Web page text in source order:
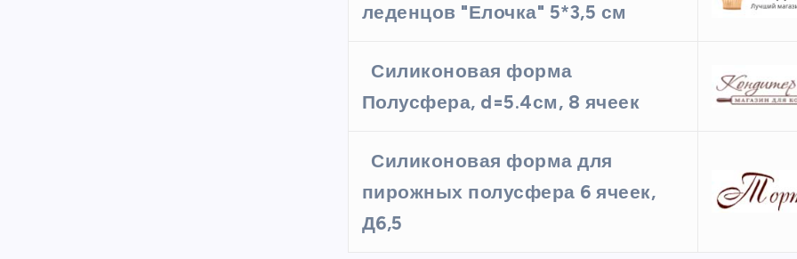
леденцов "Елочка" 5*3,5 см
Силиконовая форма
Полусфера, d=5.4см, 8 ячеек
Силиконовая форма для
пирожных полусфера 6 ячеек,
Д6,5